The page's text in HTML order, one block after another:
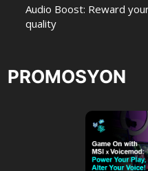
Audio Boost: Reward
quality
PROMOSYON